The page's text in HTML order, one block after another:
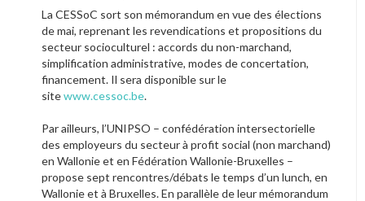
La CESSoC sort son mémorandum en vue des élections
de mai, reprenant les revendications et propositions du
secteur socioculturel : accords du non-marchand,
simplification administrative, modes de concertation,
financement. Il sera disponible sur le
sitewww.cessoc.be.
Par ailleurs, l’UNIPSO – confédération intersectorielle
des employeurs du secteur à profit social (non marchand)
en Wallonie et en Fédération Wallonie-Bruxelles –
propose sept rencontres/débats le temps d’un lunch, en
Wallonie et à Bruxelles. En parallèle de leur mémorandum